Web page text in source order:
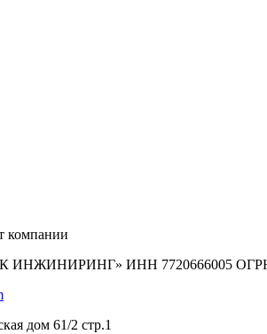
компании
ИНН 7720666005 ОГРН
дом 61/2 стр.1